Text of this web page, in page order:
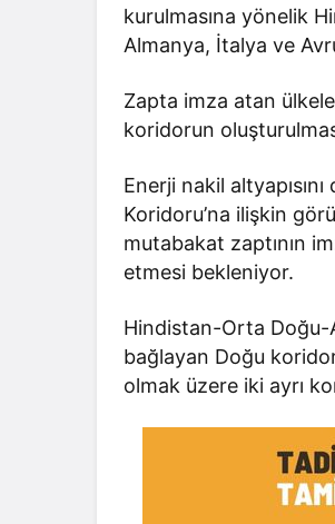
kurulmasına yönelik
Almanya, İtalya ve
Zapta imza atan
koridorun
Enerji nakil
Koridoru’na ilişkin
mutabakat zaptının
etmesi bekleniyor.
Hindistan-Orta Doğu-
bağlayan Doğu
olmak üzere iki ayrı